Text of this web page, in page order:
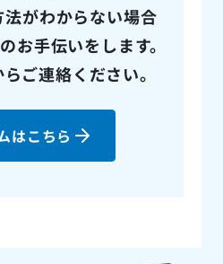
がわからない場合
お手伝いをします。
ご連絡ください。
はこちら